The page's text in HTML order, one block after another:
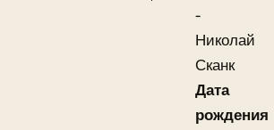
-
Николай
Сканк
Дата
рождения